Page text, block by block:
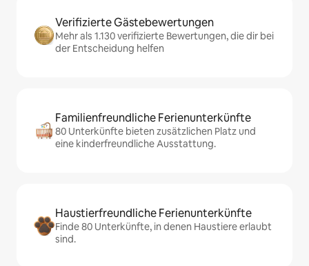
Verifizierte Gästebewertungen
Mehr als 1.130 verifizierte Bewertungen, die dir bei
der Entscheidung helfen
Familienfreundliche Ferienunterkünfte
80 Unterkünfte bieten zusätzlichen Platz und
eine kinderfreundliche Ausstattung.
Haustierfreundliche Ferienunterkünfte
Finde 80 Unterkünfte, in denen Haustiere erlaubt
sind.